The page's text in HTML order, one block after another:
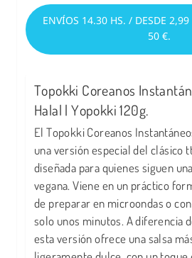
ENVÍOS 14.30 HS. / DESDE 2,99
50 €.
Topokki Coreanos
Halal | Yopokki 120g.
El Topokki Coreanos
una versión especial del clásico
diseñada para quienes siguen
vegana. Viene en un práctico
de preparar en microondas o
solo unos minutos. A diferencia
esta versión ofrece una salsa